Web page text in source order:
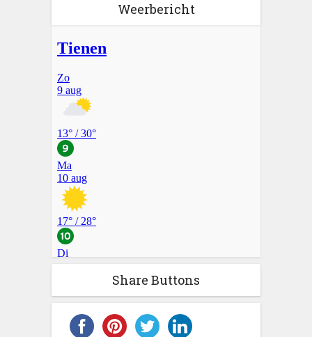
Weerbericht
Share Buttons